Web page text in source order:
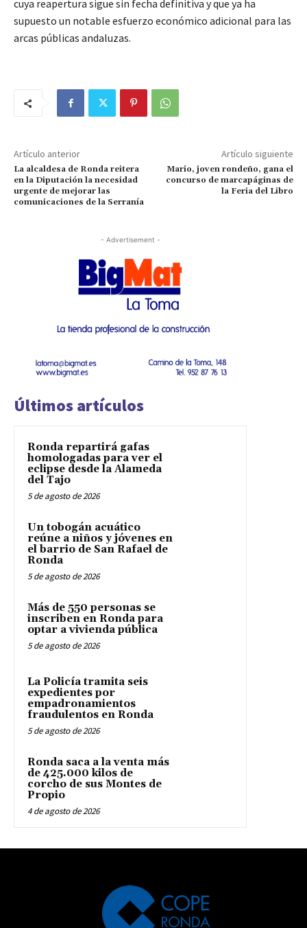
cuya reapertura sigue sin fecha definitiva y que ya ha
supuesto un notable esfuerzo económico adicional para las
arcas públicas andaluzas.
Artículo anterior
La alcaldesa de Ronda reitera
en la Diputación la necesidad
urgente de mejorar las
comunicaciones de la Serranía
Artículo siguiente
Mario, joven rondeño, gana el
concurso de marcapáginas de
la Feria del Libro
- Advertisement -
Últimos artículos
Ronda repartirá gafas
homologadas para ver el
eclipse desde la Alameda
del Tajo
5 de agosto de 2026
Un tobogán acuático
reúne a niños y jóvenes en
el barrio de San Rafael de
Ronda
5 de agosto de 2026
Más de 550 personas se
inscriben en Ronda para
optar a vivienda pública
5 de agosto de 2026
La Policía tramita seis
expedientes por
empadronamientos
fraudulentos en Ronda
5 de agosto de 2026
Ronda saca a la venta más
de 425.000 kilos de
corcho de sus Montes de
Propio
4 de agosto de 2026